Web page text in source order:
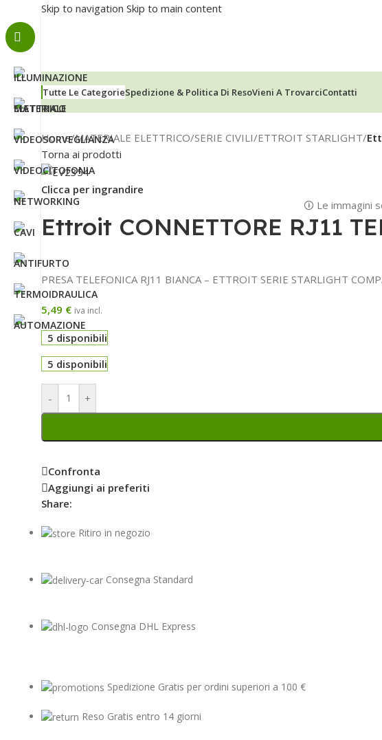
Skip to navigation Skip to main content
Tutte Le CategorieSpedizione & Politica Di ResoVieni A TrovarciContatti
Home/MATERIALE ELETTRICO/SERIE CIVILI/ETTROIT STARLIGHT/
Torna ai prodotti
Clicca per ingrandire
🛈 Le immagini
Ettroit CONNETTORE RJ11
PRESA TELEFONICA RJ11 BIANCA – ETTROIT SERIE STARLIGHT
5,49 € iva incl.
5 disponibili
5 disponibili
- +
Confronta
Aggiungi ai preferiti
Share:
Ritiro in negozio
Consegna Standard
Consegna DHL Express
Spedizione Gratis per ordini superiori a 100 €
Reso Gratis entro 14 giorni